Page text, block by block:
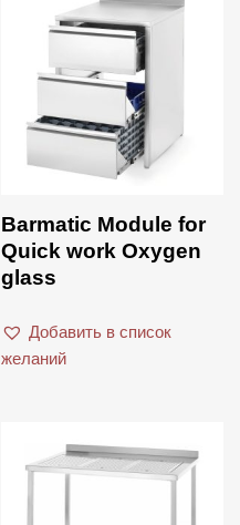
Barmatic Module for
Quick work Oxygen
glass
Добавить в список
желаний